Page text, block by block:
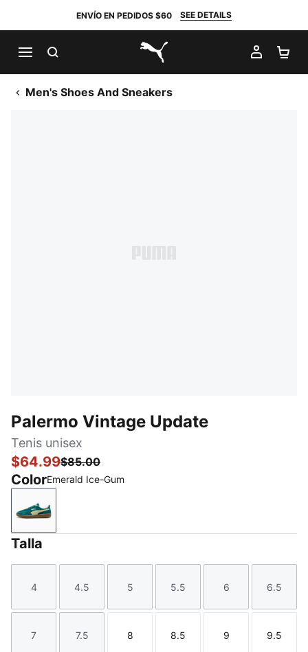
ENVÍO EN PEDIDOS $60 SEE DETAILS
PUMA.com
MI
Men's Shoes And Sneakers
Palermo Vintage Update
Tenis unisex
$64.99$85.00
ColorEmerald Ice-Gum
Emerald Ice-Gum
Talla
Talla
4
Talla
4.5
Talla
5
Talla
5.5
Talla
6
Talla
6.5
Talla
7
Talla
7.5
Talla
8
Talla
8.5
Talla
9
Talla
9.5